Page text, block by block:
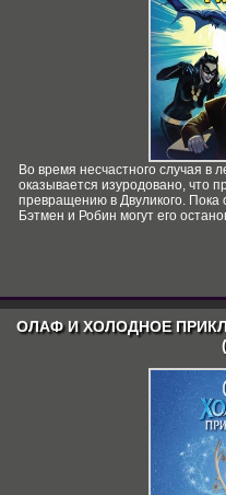
Во время несчастного случая в
оказывается изуродовано, что
превращению в Двуликого. Пока
Бэтмен и Робин могут его
ОЛАФ И ХОЛОДНОЕ